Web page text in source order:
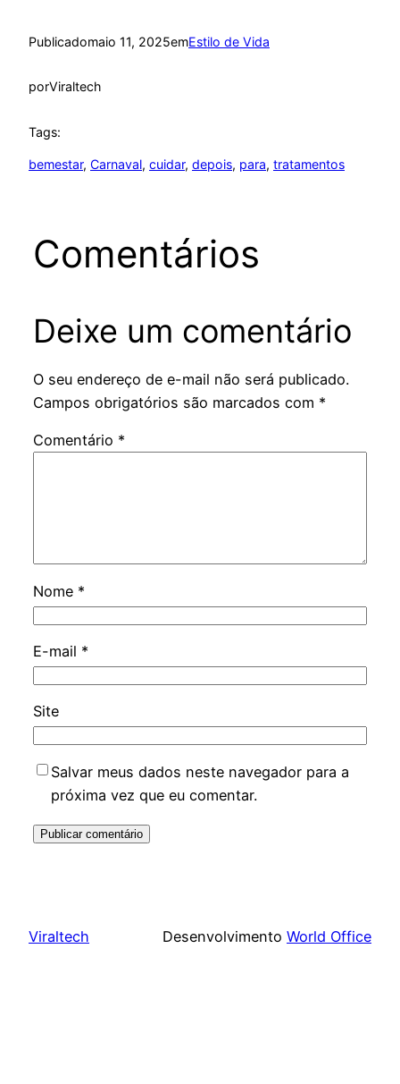
Publicadomaio 11, 2025emEstilo de Vida
porViraltech
Tags:
bemestar, Carnaval, cuidar, depois, para, tratamentos
Comentários
Deixe um comentário
O seu endereço de e-mail não será publicado.
Campos obrigatórios são marcados com *
Comentário *
Nome *
E-mail *
Site
Salvar meus dados neste navegador para a
próxima vez que eu comentar.
Viraltech Desenvolvimento World Office